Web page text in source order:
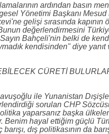
ardından basın
Yönetimi Başkanı
gelişi sırasında
değerlendirmesini
Bahçeli'nin belki de
kendisinden" diye yanıt
CÜRETİ
ile Yunanistan
sorulan CHP
yaparsanız başka
Benim hayal ettiğim güçlü
dış politikasının da